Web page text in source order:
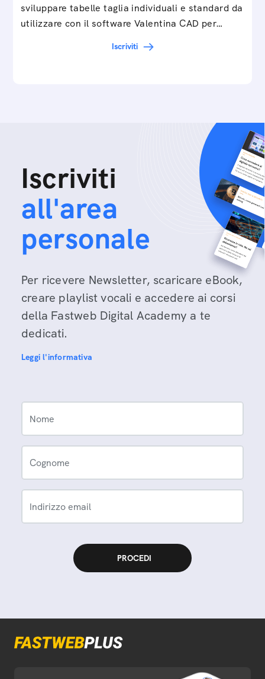
sviluppare tabelle taglia individuali e standard da
utilizzare con il software Valentina CAD per…
Iscriviti
Iscriviti
all'area
personale
Per ricevere Newsletter, scaricare eBook,
creare playlist vocali e accedere ai corsi
della Fastweb Digital Academy a te
dedicati.
Leggi l'informativa
Nome
Cognome
Indirizzo email